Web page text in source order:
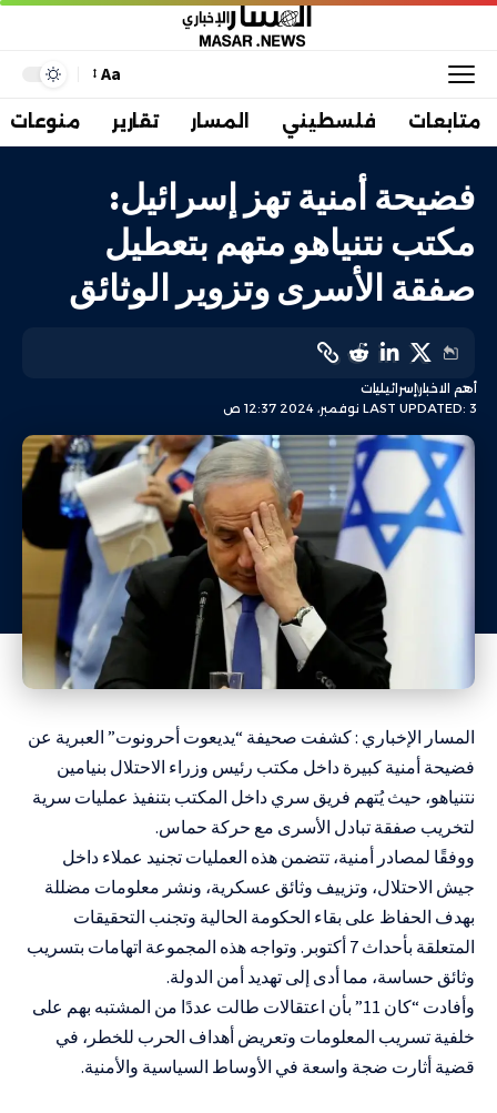
Aa
متابعات فلسطيني المسار تقارير منوعات
فضيحة أمنية تهز إسرائيل:
مكتب نتنياهو متهم بتعطيل
صفقة الأسرى وتزوير الوثائق
LAST UPDATED: 3 نوفمبر، 2024 12:37 ص
أهم الاخبارإسرائيليات
المسار الإخباري : كشفت صحيفة “يديعوت أحرونوت” العبرية عن
فضيحة أمنية كبيرة داخل مكتب رئيس وزراء الاحتلال بنيامين
نتنياهو، حيث يُتهم فريق سري داخل المكتب بتنفيذ عمليات سرية
لتخريب صفقة تبادل الأسرى مع حركة حماس.
ووفقًا لمصادر أمنية، تتضمن هذه العمليات تجنيد عملاء داخل
جيش الاحتلال، وتزييف وثائق عسكرية، ونشر معلومات مضللة
بهدف الحفاظ على بقاء الحكومة الحالية وتجنب التحقيقات
المتعلقة بأحداث 7 أكتوبر. وتواجه هذه المجموعة اتهامات بتسريب
وثائق حساسة، مما أدى إلى تهديد أمن الدولة.
وأفادت “كان 11” بأن اعتقالات طالت عددًا من المشتبه بهم على
خلفية تسريب المعلومات وتعريض أهداف الحرب للخطر، في
قضية أثارت ضجة واسعة في الأوساط السياسية والأمنية.